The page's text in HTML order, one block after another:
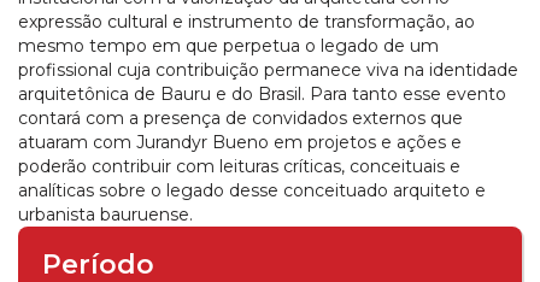
expressão cultural e instrumento de transformação, ao
mesmo tempo em que perpetua o legado de um
profissional cuja contribuição permanece viva na identidade
arquitetônica de Bauru e do Brasil. Para tanto esse evento
contará com a presença de convidados externos que
atuaram com Jurandyr Bueno em projetos e ações e
poderão contribuir com leituras críticas, conceituais e
analíticas sobre o legado desse conceituado arquiteto e
urbanista bauruense.
Período